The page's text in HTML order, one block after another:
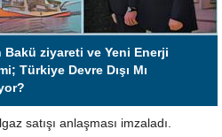
Bakü ziyareti ve Yeni Enerji
Türkiye Devre Dışı Mı
satışı anlaşması imzaladı.